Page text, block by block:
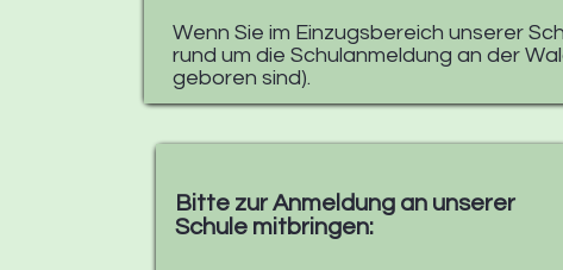
Wenn Sie im Einzugsbereich unserer
rund um die Schulanmeldung an der
geboren sind). ​
Bitte zur Anmeldung an unserer
Schule mitbringen: